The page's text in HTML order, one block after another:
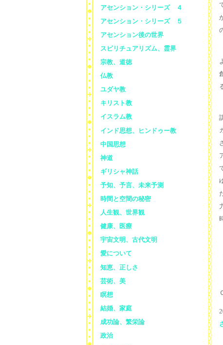
アセンション・シリーズ ４
アセンション・シリーズ ５
アセンション後の世界
スピリチュアリズム、霊界
宗教、道徳
仏教
ユダヤ教
キリスト教
イスラム教
インド思想、ヒンドゥー教
中国思想
神道
ギリシャ神話
予知、予言、未来予測
時間と空間の秘密
人生観、世界観
健康、医療
宇宙文明、古代文明
愛について
知恵、正しさ
芸術、美
瞑想
結婚、家庭
成功論、繁栄論
政治